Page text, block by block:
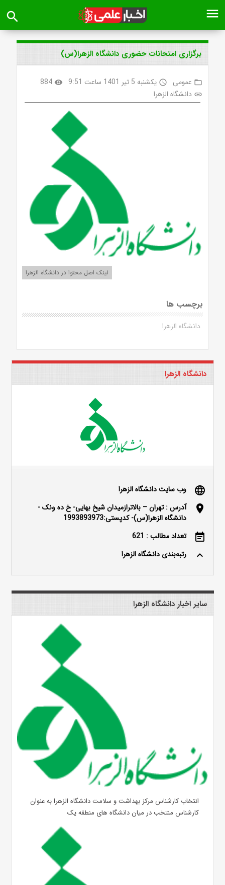
menu
search
برگزاری امتحانات حضوری دانشگاه الزهرا(س)
folder_open عمومی access_time یکشنبه 5 تیر 1401 ساعت 9:51 visibility
884
link دانشگاه الزهرا
لینک اصل محتوا در دانشگاه الزهرا
برچسب ها
دانشگاه الزهرا
دانشگاه الزهرا
language وب سایت دانشگاه الزهرا
location_on
آدرس : تهران – بالاترازمیدان شیخ بهایی- خ ده ونک -
دانشگاه الزهرا(س)- کدپستی:1993893973
event_note تعداد مطالب : 621
keyboard_arrow_up رتبه‌بندی دانشگاه الزهرا
سایر اخبار دانشگاه الزهرا
انتخاب کارشناس مرکز بهداشت و سلامت دانشگاه الزهرا به عنوان
کارشناس منتخب در میان دانشگاه های منطقه یک